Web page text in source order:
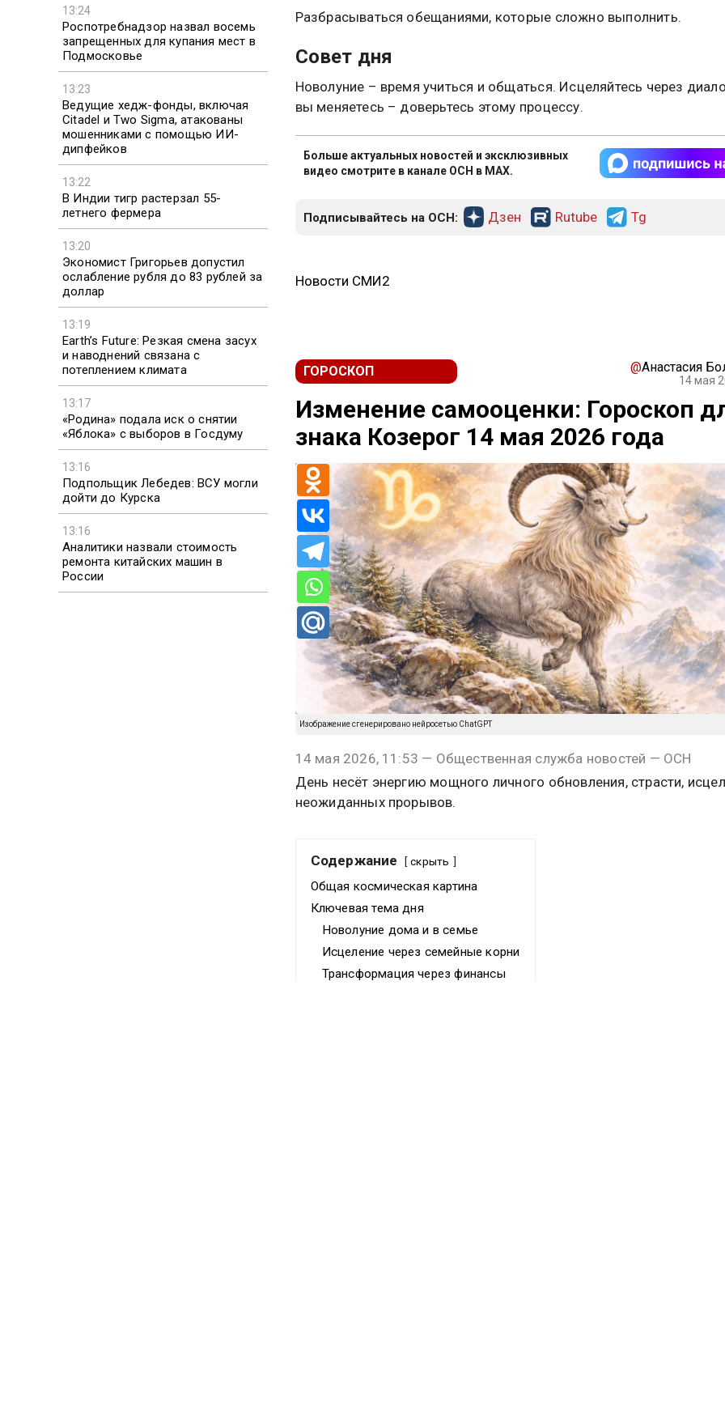
13:24
Роспотребнадзор назвал восемь
запрещенных для купания мест в
Подмосковье
13:23
Ведущие хедж-фонды, включая
Citadel и Two Sigma, атакованы
мошенниками с помощью ИИ-
дипфейков
13:22
В Индии тигр растерзал 55-
летнего фермера
13:20
Экономист Григорьев допустил
ослабление рубля до 83 рублей за
доллар
13:19
Earth’s Future: Резкая смена засух
и наводнений связана с
потеплением климата
13:17
«Родина» подала иск о снятии
«Яблока» с выборов в Госдуму
13:16
Подпольщик Лебедев: ВСУ могли
дойти до Курска
13:16
Аналитики назвали стоимость
ремонта китайских машин в
России
Разбрасываться обещаниями, которые сложно выполнить.
Совет дня
Новолуние – время учиться и общаться. Исцеляйтесь через
вы меняетесь – доверьтесь этому процессу.
Больше актуальных новостей и эксклюзивных
видео смотрите в канале ОСН в MAX.
Подписывайтесь на ОСН: Дзен Rutube Tg
Новости СМИ2
ГОРОСКОП @Анастасия
14 мая
Изменение самооценки: Гороскоп
знака Козерог 14 мая 2026 года
Изображение сгенерировано нейросетью ChatGPT
14 мая 2026, 11:53 — Общественная служба новостей — ОСН
День несёт энергию мощного личного обновления, страсти,
неожиданных прорывов.
Содержание скрыть
Общая космическая картина
Ключевая тема дня
Новолуние дома и в семье
Исцеление через семейные корни
Трансформация через финансы